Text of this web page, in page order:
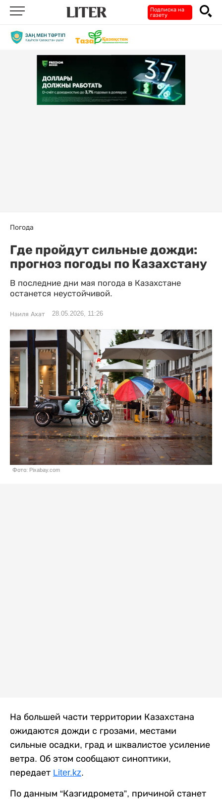
Подписка на
газету
Погода
Где пройдут сильные дожди:
прогноз погоды по Казахстану
В последние дни мая погода в Казахстане
останется неустойчивой.
Наиля Ахат 28.05.2026, 11:26
Фото: Pixabay.com
На большей части территории Казахстана
ожидаются дожди с грозами, местами
сильные осадки, град и шквалистое усиление
ветра. Об этом сообщают синоптики,
передает Liter.kz.
По данным “Казгидромета”, причиной станет